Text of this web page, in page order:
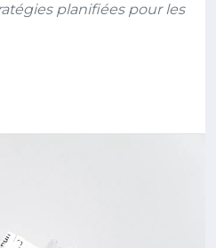
planifiées pour les